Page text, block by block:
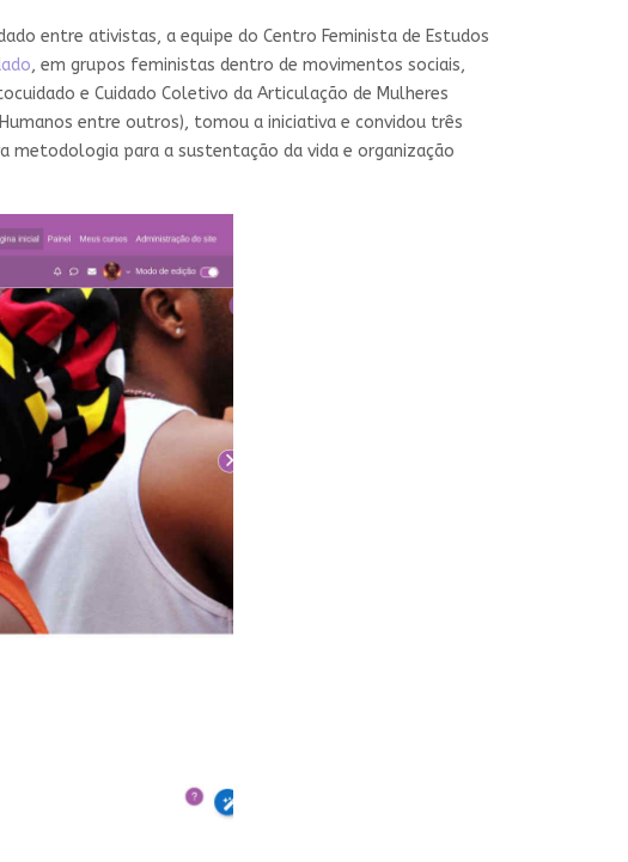
entre ativistas, a equipe do Centro Feminista de Estudos
, em grupos feministas dentro de movimentos sociais,
e Cuidado Coletivo da Articulação de Mulheres
entre outros), tomou a iniciativa e convidou três
metodologia para a sustentação da vida e organização